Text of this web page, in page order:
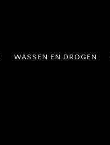
WASSEN EN DROGEN